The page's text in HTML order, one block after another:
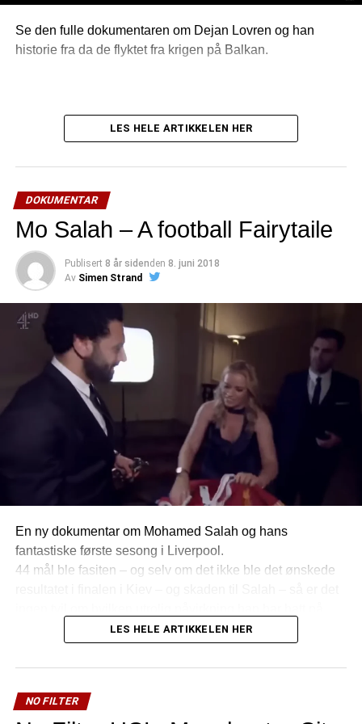
Se den fulle dokumentaren om Dejan Lovren og han
historie fra da de flyktet fra krigen på Balkan.
LES HELE ARTIKKELEN HER
DOKUMENTAR
Mo Salah – A football Fairytaile
Publisert 8 år sidenden 8. juni 2018
Av Simen Strand
En ny dokumentar om Mohamed Salah og hans
fantastiske første sesong i Liverpool.
44 mål ble fasiten – og selv om det ikke ble det ønskede
klubb, og fans sesongen som har vært.
LES HELE ARTIKKELEN HER
NO FILTER